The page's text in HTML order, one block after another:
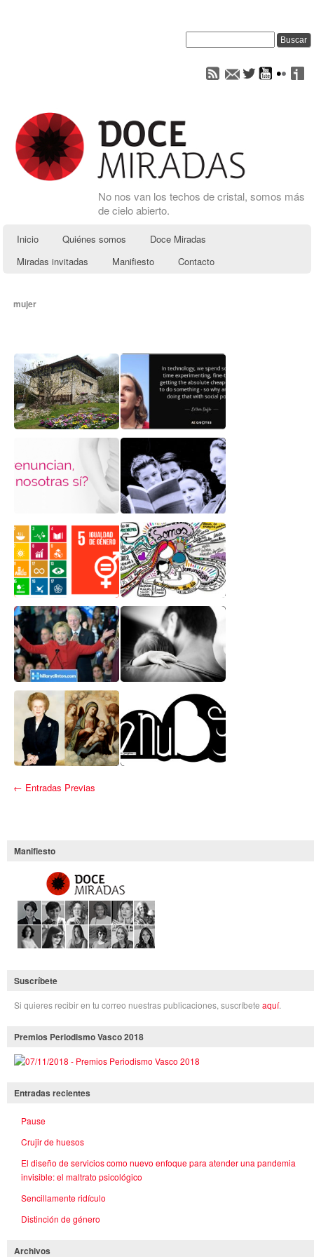
No nos van los techos de cristal, somos más
de cielo abierto.
Inicio Quiénes somos
Doce Miradas
Miradas invitadas
Manifiesto Contacto
mujer
Nosotras somos
Somos lo que miramos
Nosotras renunciamos,
ellos no
Se equivocó, señor
Southey
El poder de la conexión
entre mujeres, la llave
del futuro.
8 de marzo de 2018,
qué maravillosa
sorpresa
Ellas pisan fuerte y
flotan en la política
líquida del siglo XXI
El milagro de conciliar
← Entradas Previas
Manifiesto
Suscríbete
Si quieres recibir en tu correo nuestras publicaciones, suscríbete aquí.
Premios Periodismo Vasco 2018
Entradas recientes
Pause
Crujir de huesos
El diseño de servicios como nuevo enfoque para atender una pandemia
invisible: el maltrato psicológico
Sencillamente ridículo
Distinción de género
Archivos